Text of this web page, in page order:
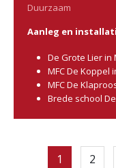
Duurzaam
Aanleg en
De Grote Lier
MFC De Koppel
MFC De
Brede school
1 2